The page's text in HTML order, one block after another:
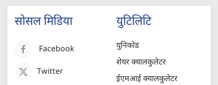
सोसल मिडिया
Facebook
Twitter
युटिलिटि
युनिकोड
शेयर क्यालकुलेटर
ईएमआई क्यालकुलेटर